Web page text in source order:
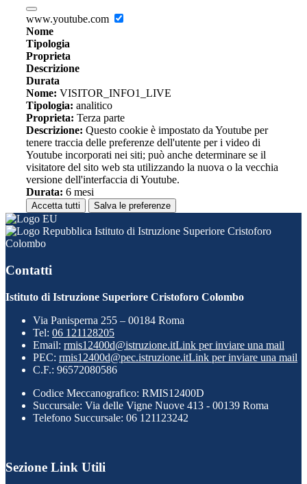
www.youtube.com
Nome
Tipologia
Proprieta
Descrizione
Durata
Nome: VISITOR_INFO1_LIVE
Tipologia: analitico
Proprieta: Terza parte
Descrizione: Questo cookie è impostato da Youtube per
tenere traccia delle preferenze dell'utente per i video di
Youtube incorporati nei siti; può anche determinare se il
visitatore del sito web sta utilizzando la nuova o la vecchia
versione dell'interfaccia di Youtube.
Durata: 6 mesi
Accetta tutti Salva le preferenze
Istituto di Istruzione Superiore Cristoforo
Colombo
Contatti
Istituto di Istruzione Superiore Cristoforo Colombo
Via Panisperna 255 – 00184 Roma
Tel: 06 121128205
Email: rmis12400d@istruzione.itLink per inviare una mail
PEC: rmis12400d@pec.istruzione.itLink per inviare una mail
C.F.: 96572080586
Codice Meccanografico: RMIS12400D
Succursale: Via delle Vigne Nuove 413 - 00139 Roma
Telefono Succursale: 06 121123242
Sezione Link Utili